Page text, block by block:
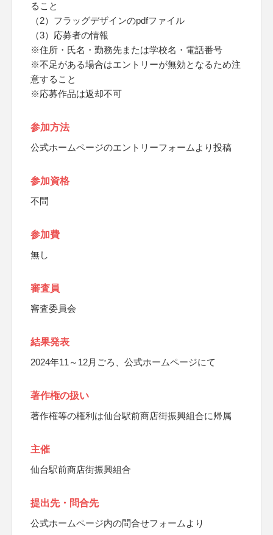
ること
（2）フラッグデザインのpdfファイル
（3）応募者の情報
※住所・氏名・勤務先または学校名・電話番号
※不足がある場合はエントリーが無効となるため注
意すること
※応募作品は返却不可
参加方法
公式ホームページのエントリーフォームより投稿
参加資格
不問
参加費
無し
審査員
審査委員会
結果発表
2024年11～12月ごろ、公式ホームページにて
著作権の扱い
著作権等の権利は仙台駅前商店街振興組合に帰属
主催
仙台駅前商店街振興組合
提出先・問合先
公式ホームページ内の問合せフォームより